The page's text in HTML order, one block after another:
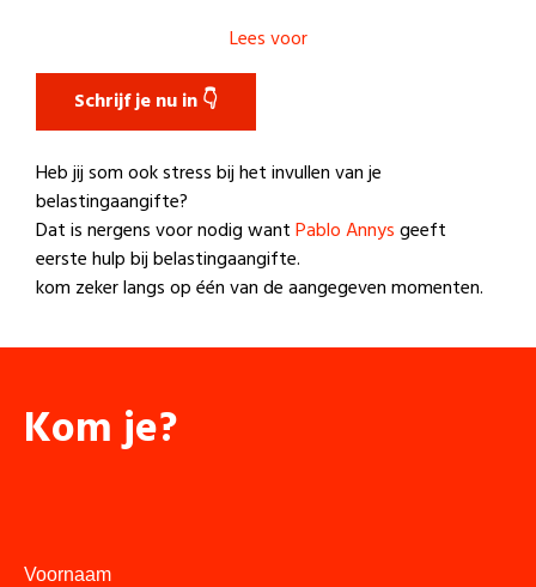
Lees voor
Schrijf je nu in 👇
Heb jij som ook stress bij het invullen van je
belastingaangifte?
Dat is nergens voor nodig wantPablo Annysgeeft
eerste hulp bij belastingaangifte.
kom zeker langs op één van de aangegeven momenten.
Kom je?
Voornaam